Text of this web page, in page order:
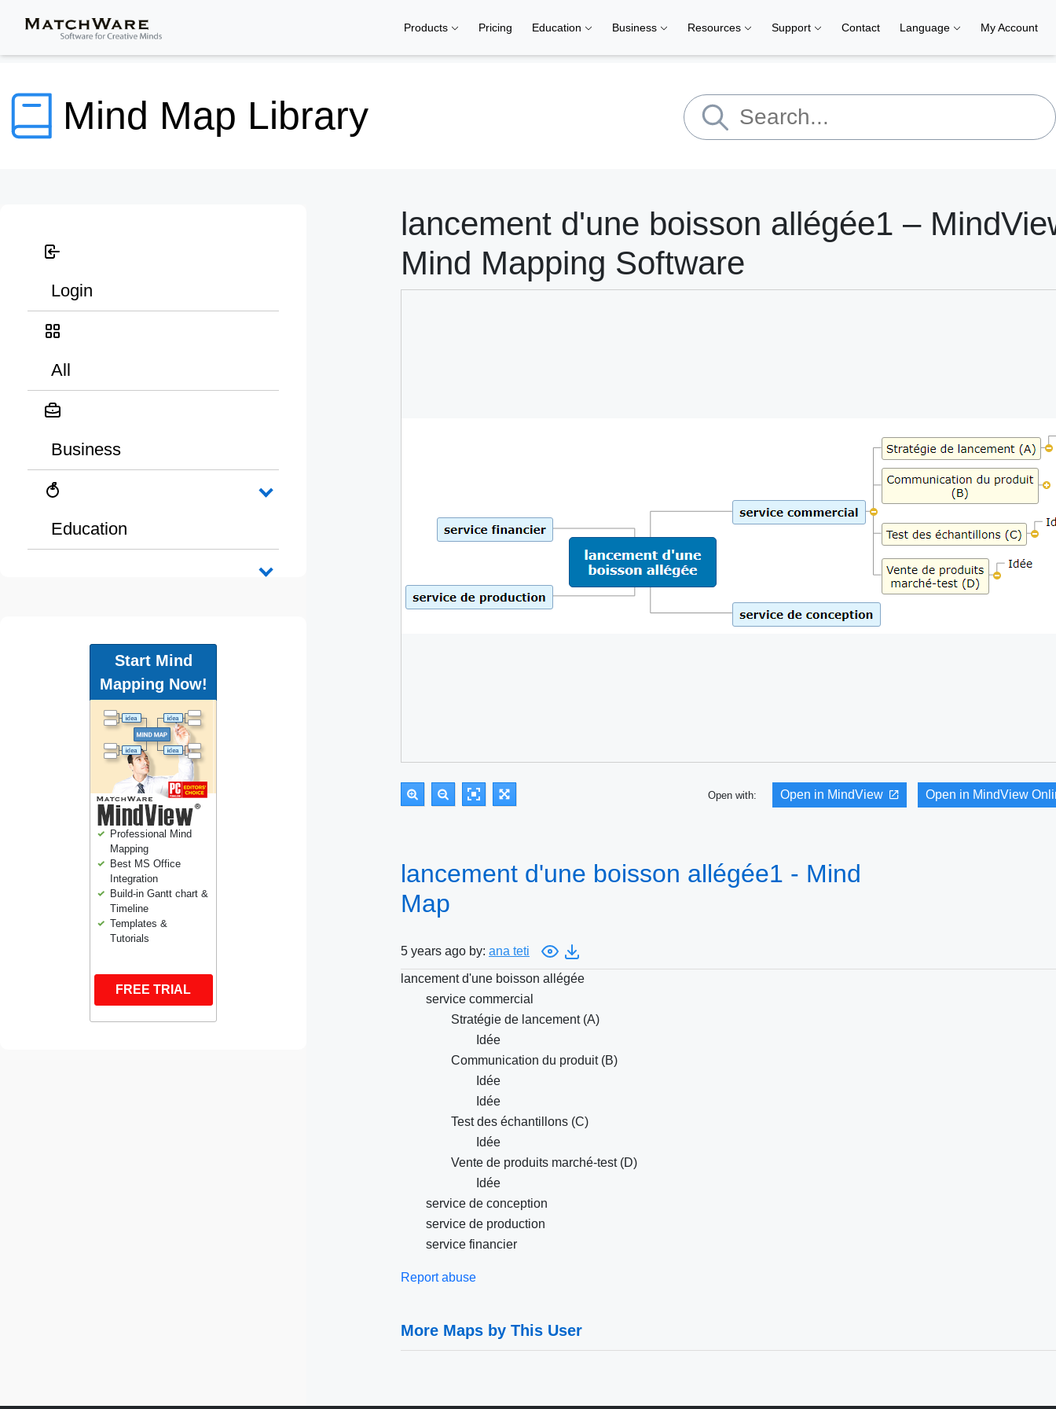
Products Pricing Education Business Resources Support Contact Language My Account
Mind Map Library
Login
All
Business
Education
Start Mind
Mapping Now!
Professional Mind
Mapping
Best MS Office
Integration
Build-in Gantt chart &
Timeline
Templates &
Tutorials
FREE TRIAL
lancement d'une boisson allégée1 –
Mind Mapping Software
Open with: Open in MindView Open in MindView
lancement d'une boisson allégée1 - Mind
Map
5 years ago by: ana teti
lancement d'une boisson allégée
service commercial
Stratégie de lancement (A)
Idée
Communication du produit (B)
Idée
Idée
Test des échantillons (C)
Idée
Vente de produits marché-test (D)
Idée
service de conception
service de production
service financier
Report abuse
More Maps by This User